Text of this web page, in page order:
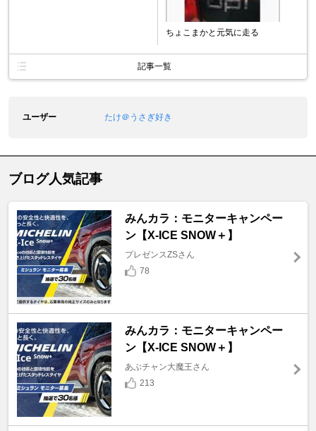
ちょこまかと元気に走る
記事一覧
ユーザー たけ＠うさぎ好き
ブログ人気記事
みんカラ：モニターキャンペー
ン【X-ICE SNOW＋】
プレゼンスZSさん
78
みんカラ：モニターキャンペー
ン【X-ICE SNOW＋】
あぶチャン大魔王さん
213